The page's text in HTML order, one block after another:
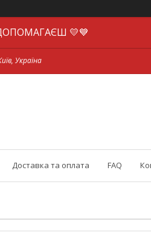
💛💙
Україна
Доставка та оплата FAQ